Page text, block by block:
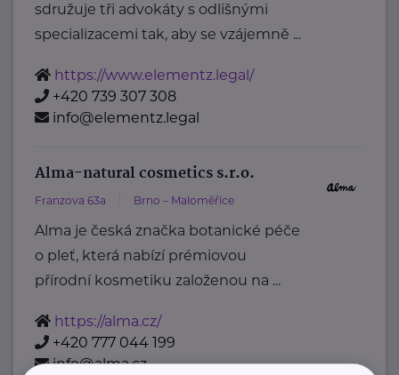
sdružuje tři advokáty s odlišnými
specializacemi tak, aby se vzájemně ...
https://www.elementz.legal/
+420 739 307 308
info@elementz.legal
Alma-natural cosmetics s.r.o.
Franzova 63a Brno – Maloměřice
Alma je česká značka botanické péče
o pleť, která nabízí prémiovou
přírodní kosmetiku založenou na ...
https://alma.cz/
+420 777 044 199
info@alma.cz